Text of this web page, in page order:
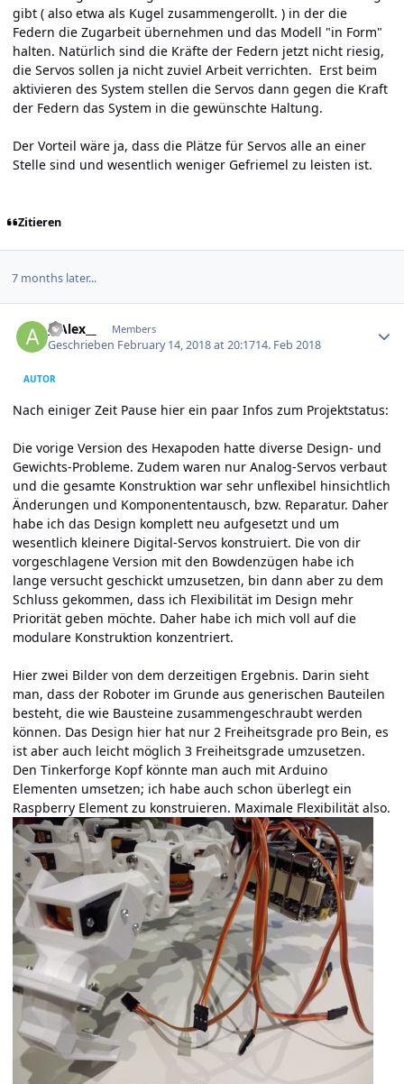
gibt ( also etwa als Kugel zusammengerollt. ) in der die
Federn die Zugarbeit übernehmen und das Modell "in Form"
halten. Natürlich sind die Kräfte der Federn jetzt nicht riesig,
die Servos sollen ja nicht zuviel Arbeit verrichten. Erst beim
aktivieren des System stellen die Servos dann gegen die Kraft
der Federn das System in die gewünschte Haltung.
Der Vorteil wäre ja, dass die Plätze für Servos alle an einer
Stelle sind und wesentlich weniger Gefriemel zu leisten ist.
Zitieren
7 months later...
__Alex__ Members
Geschrieben February 14, 2018 at 20:1714. Feb 2018
AUTOR
Nach einiger Zeit Pause hier ein paar Infos zum Projektstatus:
Die vorige Version des Hexapoden hatte diverse Design- und
Gewichts-Probleme. Zudem waren nur Analog-Servos verbaut
und die gesamte Konstruktion war sehr unflexibel hinsichtlich
Änderungen und Komponententausch, bzw. Reparatur. Daher
habe ich das Design komplett neu aufgesetzt und um
wesentlich kleinere Digital-Servos konstruiert. Die von dir
vorgeschlagene Version mit den Bowdenzügen habe ich
lange versucht geschickt umzusetzen, bin dann aber zu dem
Schluss gekommen, dass ich Flexibilität im Design mehr
Priorität geben möchte. Daher habe ich mich voll auf die
modulare Konstruktion konzentriert.
Hier zwei Bilder von dem derzeitigen Ergebnis. Darin sieht
man, dass der Roboter im Grunde aus generischen Bauteilen
besteht, die wie Bausteine zusammengeschraubt werden
können. Das Design hier hat nur 2 Freiheitsgrade pro Bein, es
ist aber auch leicht möglich 3 Freiheitsgrade umzusetzen.
Den Tinkerforge Kopf könnte man auch mit Arduino
Elementen umsetzen; ich habe auch schon überlegt ein
Raspberry Element zu konstruieren. Maximale Flexibilität also.